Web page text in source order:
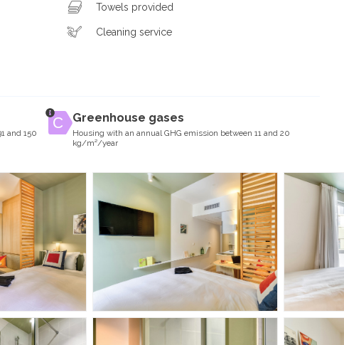
Towels provided
Cleaning service
and 150
Greenhouse gases
Housing with an annual GHG emission between 11 and 20
kg/m²/year